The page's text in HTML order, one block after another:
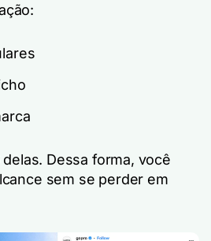
Dessa forma, você
sem se perder em